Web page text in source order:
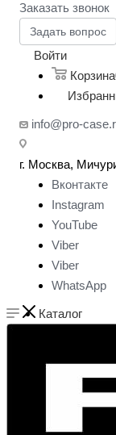
Заказать звонок
Задать вопрос
Войти
Корзина
info@pro-
г. Москва,
Вконтакте
Instagram
YouTube
Viber
Viber
WhatsApp
Каталог